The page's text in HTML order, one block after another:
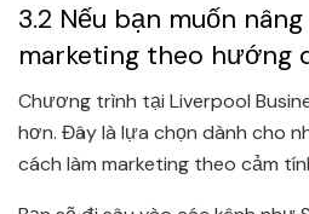
3.2 Nếu bạn muốn
marketing theo hướng
Chương trình tại Liverpool
hơn. Đây là lựa chọn dành cho
cách làm marketing theo cảm